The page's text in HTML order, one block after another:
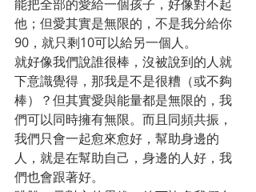
能把全部的愛給一個孩子，好像對不起
他；但愛其實是無限的，不是我分給你
90，就只剩10可以給另一個人。
就好像我們說誰很棒，沒被說到的人就
下意識覺得，那我是不是很糟（或不夠
棒）？但其實愛與能量都是無限的，我
們可以同時擁有無限。而且同頻共振，
我們只會一起愈來愈好，幫助身邊的
人，就是在幫助自己，身邊的人好，我
們也會跟著好。